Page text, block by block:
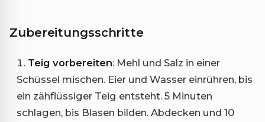
Zubereitungsschritte
Teig vorbereiten: Mehl und Salz in einer
Schüssel mischen. Eier und Wasser einrühren, bis
ein zähflüssiger Teig entsteht. 5 Minuten
schlagen, bis Blasen bilden. Abdecken und 10